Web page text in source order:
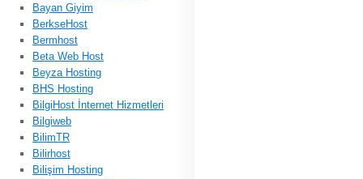
Bayan Giyim
BerkseHost
Bermhost
Beta Web Host
Beyza Hosting
BHS Hosting
BilgiHost İnternet Hizmetleri
Bilgiweb
BilimTR
Bilirhost
Bilişim Hosting